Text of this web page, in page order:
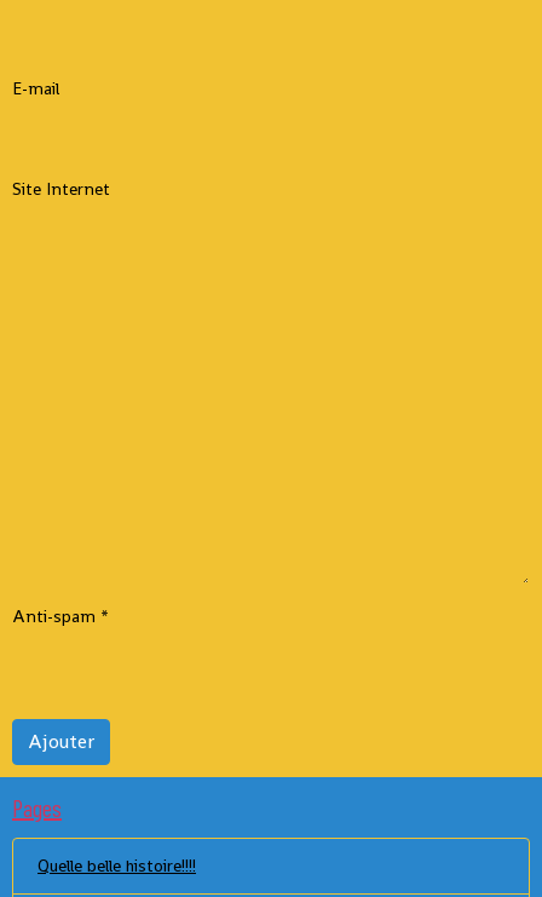
E-mail
Site Internet
Anti-spam
Ajouter
Pages
Quelle belle histoire!!!!